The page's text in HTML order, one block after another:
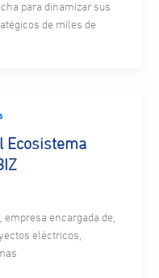
para dinamizar sus
de miles de
Ecosistema
empresa encargada de,
eléctricos,